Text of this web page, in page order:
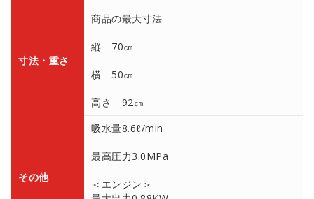
寸法・重さ
商品の最大寸法
縦 70㎝
横 50㎝
高さ 92㎝
その他
吸水量8.6ℓ/min
最高圧力3.0MPa
＜エンジン＞